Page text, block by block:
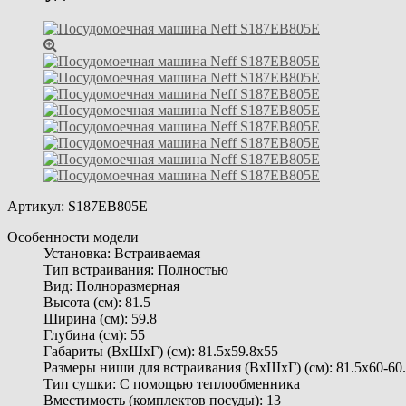
Артикул: S187EB805E
Особенности модели
Установка: Встраиваемая
Тип встраивания: Полностью
Вид: Полноразмерная
Высота (см): 81.5
Ширина (см): 59.8
Глубина (см): 55
Габариты (ВхШхГ) (см): 81.5х59.8х55
Размеры ниши для встраивания (ВхШхГ) (см): 81.5х60-
Тип сушки: С помощью теплообменника
Вместимость (комплектов посуды): 13